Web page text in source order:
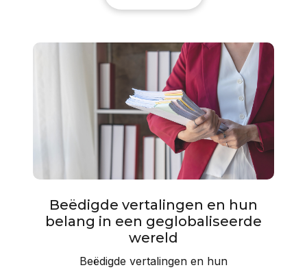
Beëdigde vertalingen en hun
belang in een geglobaliseerde
wereld
Beëdigde vertalingen en hun